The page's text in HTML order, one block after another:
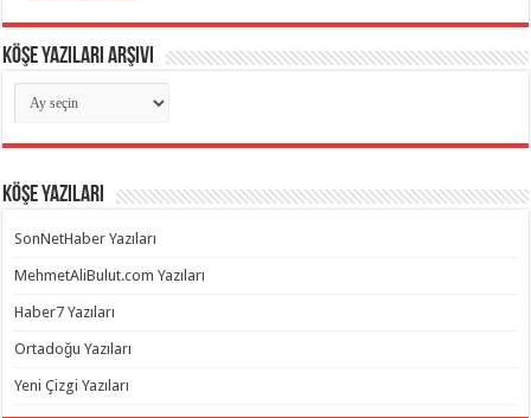
Köşe Yazıları Arşivi
Köşe
Yazıları
Arşivi
Köşe Yazıları
SonNetHaber Yazıları
MehmetAliBulut.com Yazıları
Haber7 Yazıları
Ortadoğu Yazıları
Yeni Çizgi Yazıları